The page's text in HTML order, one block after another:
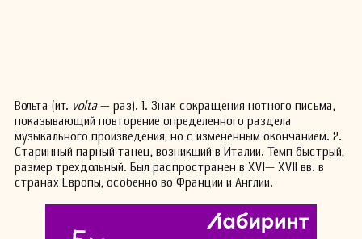
Вольта (ит. volta— раз). 1. Знак сокращения нотного письма,
показывающий повторение определенного раздела
музыкального произведения, но с измененным окончанием. 2.
Старинный парный танец, возникший в Италии. Темп быстрый,
размер трехдольный. Был распространен в XVI— XVII вв. в
странах Европы, особенно во Франции и Англии.